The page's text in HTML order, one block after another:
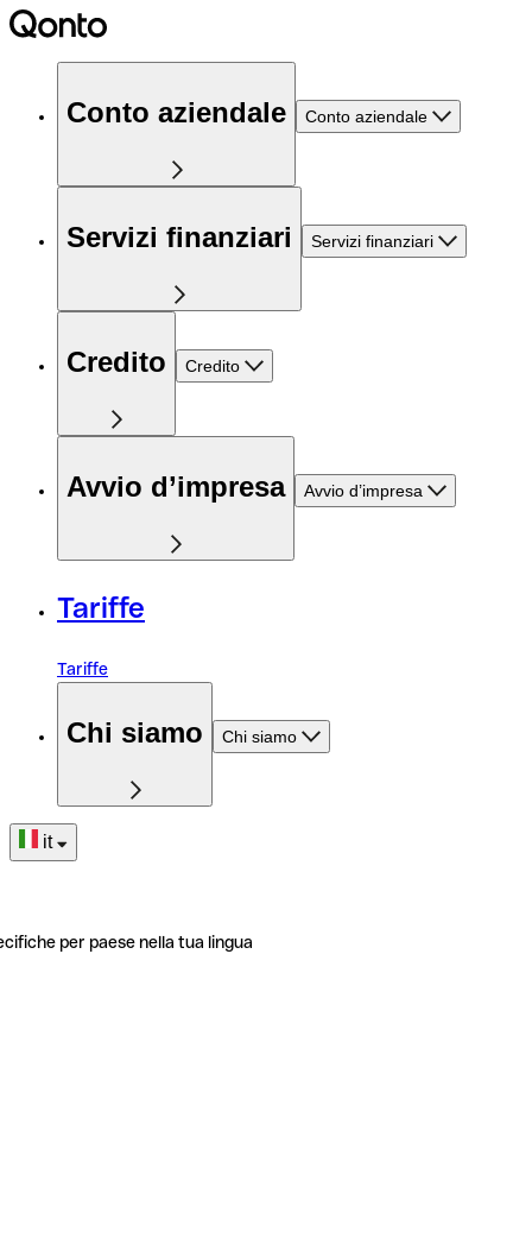
Conto aziendale Conto aziendale
Servizi finanziari Servizi finanziari
Credito Credito
Avvio d’impresa Avvio d’impresa
Tariffe
Tariffe
Chi siamo Chi siamo
it
per paese nella tua lingua